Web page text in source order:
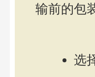
输前的包
选